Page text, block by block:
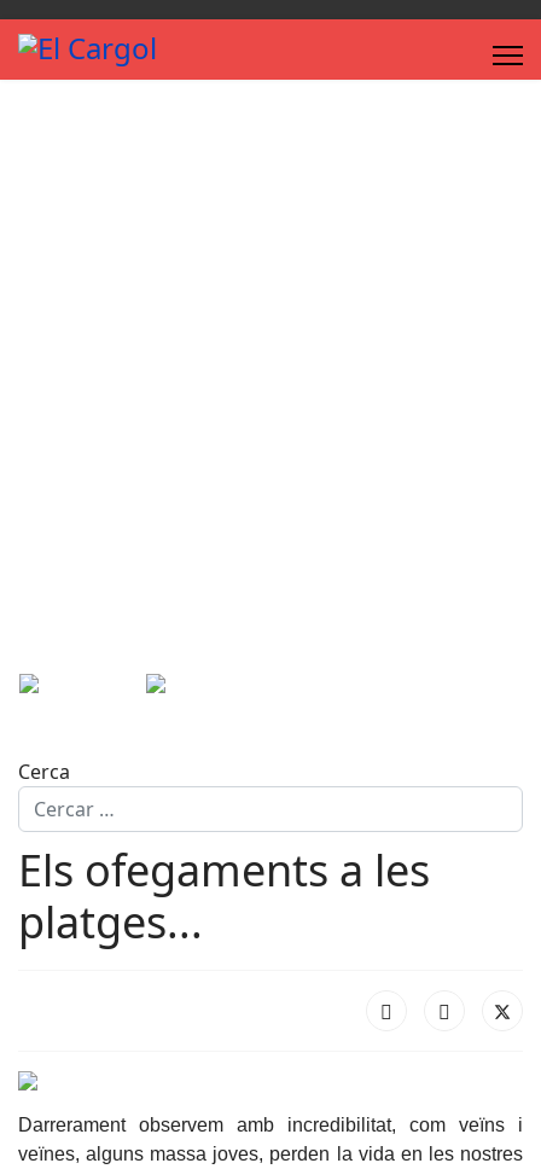
Cerca
Els ofegaments a les
platges...
Darrerament observem amb incredibilitat, com veïns i
veïnes, alguns massa joves, perden la vida en les nostres